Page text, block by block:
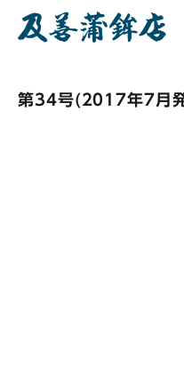
第34号(2017年7月